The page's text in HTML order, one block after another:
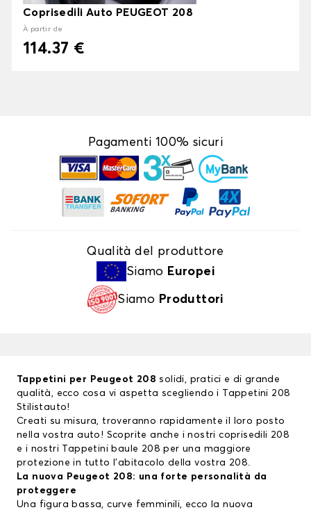
Coprisedili Auto PEUGEOT 208
À partir de
114.37 €
Pagamenti 100% sicuri
Qualità del produttore
Siamo Europei
Siamo Produttori
Tappetini per Peugeot 208 solidi, pratici e di grande
qualità, ecco cosa vi aspetta scegliendo i Tappetini 208
Stilistauto!
Creati su misura, troveranno rapidamente il loro posto
nella vostra auto! Scoprite anche i nostri coprisedili 208
e i nostri Tappetini baule 208 per una maggiore
protezione in tutto l’abitacolo della vostra 208.
La nuova Peugeot 208: una forte personalità da
proteggere
Una figura bassa, curve femminili, ecco la nuova